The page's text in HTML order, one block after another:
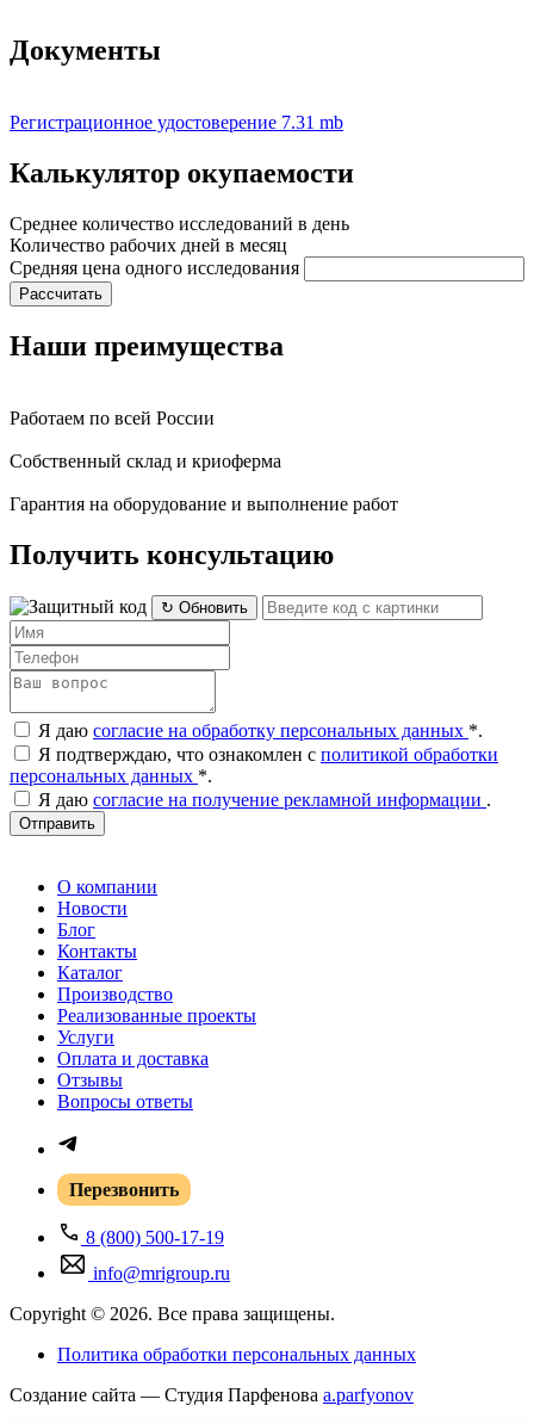
Документы
Регистрационное удостоверение 7.31 mb
Калькулятор окупаемости
Среднее количество исследований в день
Количество рабочих дней в месяц
Средняя цена одного исследования
Рассчитать
Наши преимущества
Работаем по всей России
Собственный склад и криоферма
Гарантия на оборудование и выполнение работ
Получить консультацию
↻ Обновить
Я даю согласие на обработку персональных данных *.
Я подтверждаю, что ознакомлен с политикой обработки
персональных данных *.
Я даю согласие на получение рекламной информации .
Отправить
О компании
Новости
Блог
Контакты
Каталог
Производство
Реализованные проекты
Услуги
Оплата и доставка
Отзывы
Вопросы ответы
Перезвонить
8 (800) 500-17-19
info@mrigroup.ru
Copyright © 2026. Все права защищены.
Политика обработки персональных данных
Создание сайта — Студия Парфенова a.parfyonov